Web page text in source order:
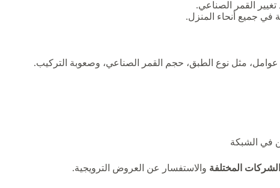
القمر الصناعي.
جميع أنحاء المنزل.
عوامل، مثل نوع الطبق، حجم القمر الصناعي، وصعوبة التركيب.
في الشبكة
المختلفة والاستفسار عن العروض الترويجية.